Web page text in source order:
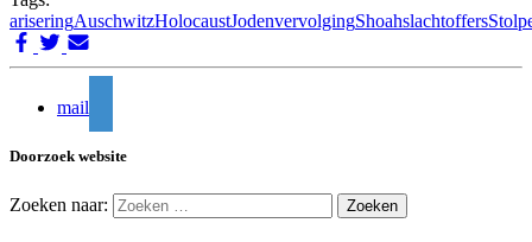
ariseringAuschwitzHolocaustJodenvervolgingShoahslachtoffers
mail
Doorzoek website
Zoeken naar: